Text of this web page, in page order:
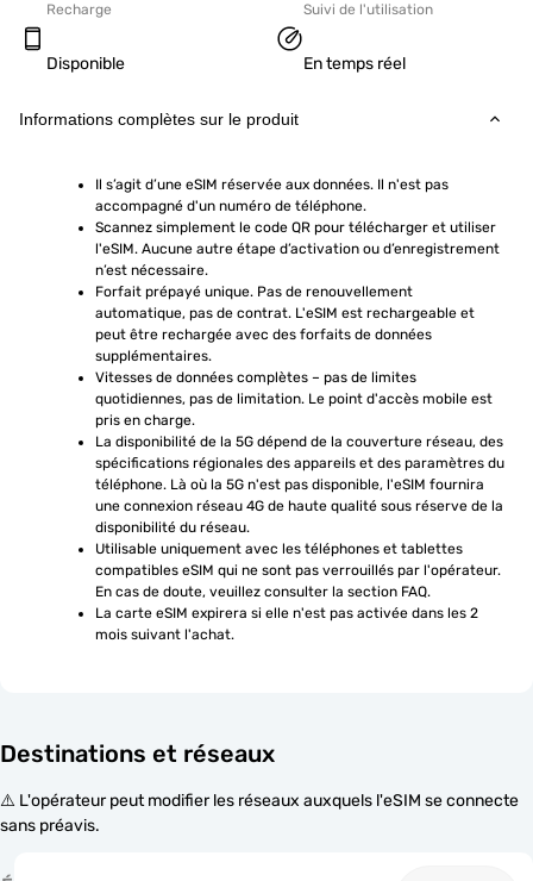
Recharge
Disponible
Suivi de l'utilisation
En temps réel
Informations complètes sur le produit
Il s’agit d’une eSIM réservée aux données. Il n'est pas
accompagné d'un numéro de téléphone.
Scannez simplement le code QR pour télécharger et utiliser
l'eSIM. Aucune autre étape d’activation ou d’enregistrement
n’est nécessaire.
Forfait prépayé unique. Pas de renouvellement
automatique, pas de contrat. L'eSIM est rechargeable et
peut être rechargée avec des forfaits de données
supplémentaires.
Vitesses de données complètes – pas de limites
quotidiennes, pas de limitation. Le point d'accès mobile est
pris en charge.
La disponibilité de la 5G dépend de la couverture réseau, des
spécifications régionales des appareils et des paramètres du
téléphone. Là où la 5G n'est pas disponible, l'eSIM fournira
une connexion réseau 4G de haute qualité sous réserve de la
disponibilité du réseau.
Utilisable uniquement avec les téléphones et tablettes
compatibles eSIM qui ne sont pas verrouillés par l'opérateur.
En cas de doute, veuillez consulter la section FAQ.
La carte eSIM expirera si elle n'est pas activée dans les 2
mois suivant l'achat.
Destinations et réseaux
⚠️ L'opérateur peut modifier les réseaux auxquels l'eSIM se connecte
sans préavis.